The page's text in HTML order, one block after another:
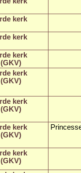
kerk
kerk
kerk
kerk
kerk
kerk
kerk